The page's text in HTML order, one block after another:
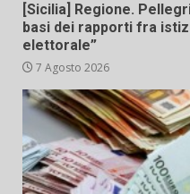
[Sicilia] Regione.
basi dei rapporti fra
elettorale”
7 Agosto 2026